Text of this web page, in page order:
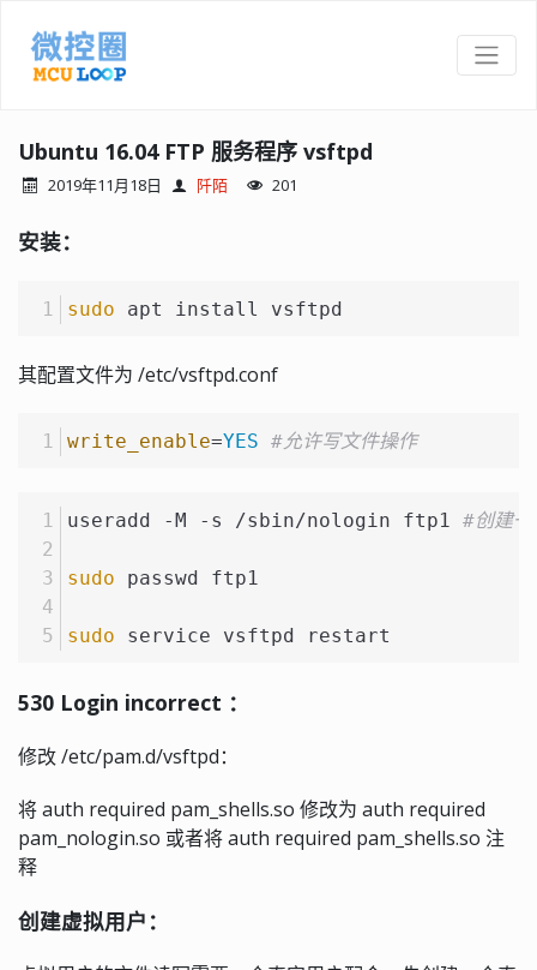
Ubuntu 16.04 FTP 服务程序 vsftpd
2019年11月18日 阡陌 201
安装：
sudo apt install vsftpd
其配置文件为 /etc/vsftpd.conf
write_enable=YES #允许写文件操作
useradd -M -s /sbin/nologin ftp1 #创建
sudo passwd ftp1
sudo service vsftpd restart
530 Login incorrect ：
修改 /etc/pam.d/vsftpd：
将 auth required pam_shells.so 修改为 auth required
pam_nologin.so 或者将 auth required pam_shells.so 注
释
创建虚拟用户：